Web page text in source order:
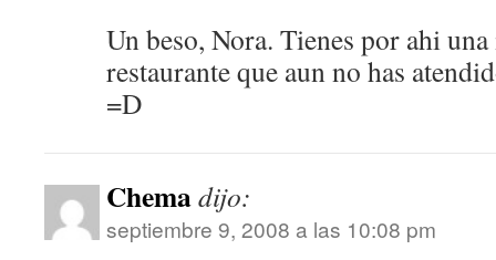
Un beso, Nora. Tienes por ahi
restaurante que aun no has
=D
Chemadijo:
septiembre 9, 2008 a las 10:08 pm